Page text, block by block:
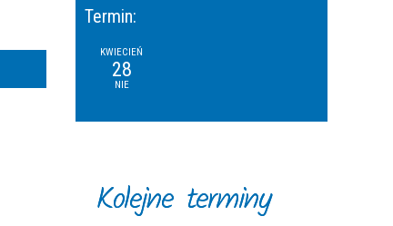
Termin:
KWIECIEŃ
28
NIE
Kolejne terminy